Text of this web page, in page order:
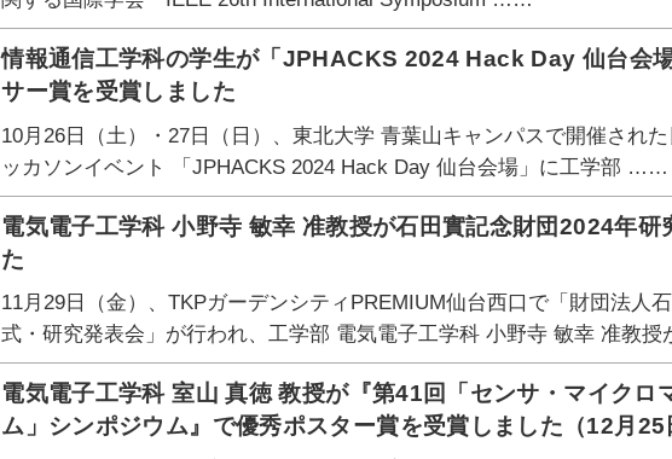
情報通信工学科の学生が「JPHACKS 2024 Hack Day 仙台会
サー賞を受賞しました
10月26日（土）・27日（日）、東北大学 青葉山キャンパスで開催され
ッカソンイベント 「JPHACKS 2024 Hack Day 仙台会場」に工学部 ……
電気電子工学科 小野寺 敏幸 准教授が石田實記念財団2024年研
た
11月29日（金）、TKPガーデンシティPREMIUM仙台西口で「財団法人
式・研究発表会」が行われ、工学部 電気電子工学科 小野寺 敏幸 准教
電気電子工学科 室山 真徳 教授が『第41回「センサ・マイクロ
ム」シンポジウム』で優秀ポスター賞を受賞しました（12月25